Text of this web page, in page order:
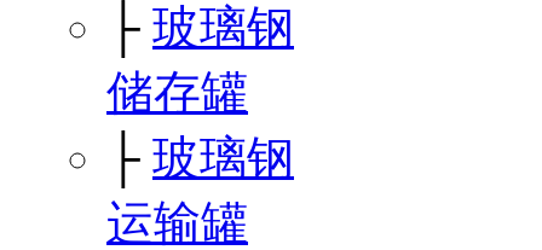
├ 玻璃钢
储存罐
├ 玻璃钢
运输罐